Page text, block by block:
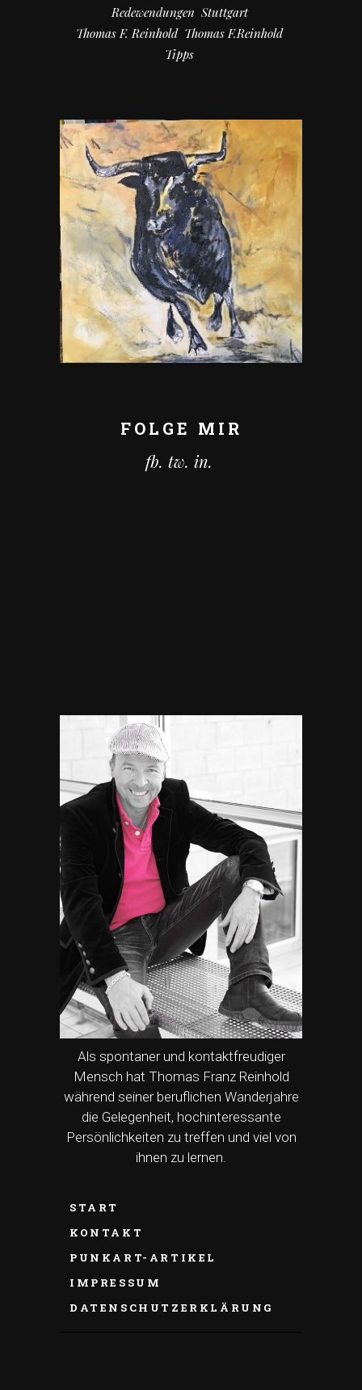
Redewendungen Stuttgart
Thomas F. Reinhold Thomas F.Reinhold
Tipps
FOLGE MIR
fb. tw. in.
Als spontaner und kontaktfreudiger
Mensch hat Thomas Franz Reinhold
während seiner beruflichen Wanderjahre
die Gelegenheit, hochinteressante
Persönlichkeiten zu treffen und viel von
ihnen zu lernen.
START
KONTAKT
PUNKART-ARTIKEL
IMPRESSUM
DATENSCHUTZERKLÄRUNG